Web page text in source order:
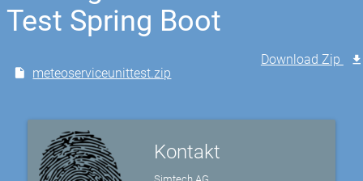
Test Spring Boot
meteoserviceunittest.zip
Download Zip
Kontakt